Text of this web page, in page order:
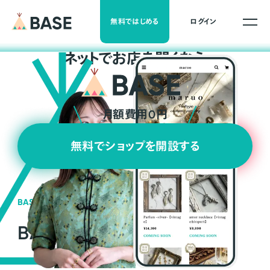
無料ではじめる ログイン
ネットでお店を開くなら
月額費用0円
無料でショップを開設する
BASEの強み
BASEが強い3つの理由